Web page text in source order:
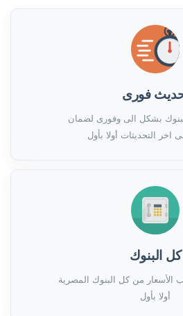
فورى
بشكل الى وفورى لضمان
اخر التحديثات أولا بأول
كل البنوك
من كل البنوك المصرية
أولا بأول